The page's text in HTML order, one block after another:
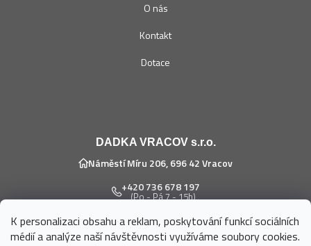
K personalizaci obsahu a reklam, poskytování funkcí sociálních
médií a analýze naší návštěvnosti využíváme soubory cookies.
O nás
Kontakt
Dotace
DADKA VRACOV s.r.o.
Náměstí Míru 206, 696 42 Vracov
+420 736 678 197
(Po - Pá 7 - 15h)
eshop@dadka.cz